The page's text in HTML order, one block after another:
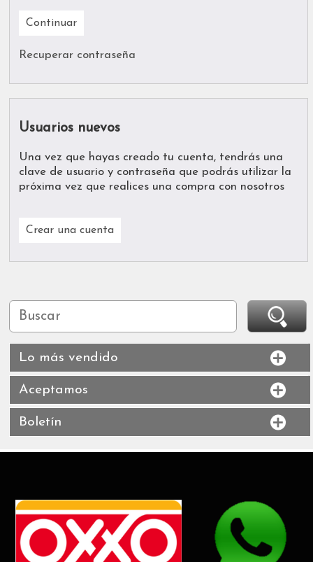
Recuperar contraseña
Usuarios nuevos
Una vez que hayas creado tu cuenta, tendrás una
clave de usuario y contraseña que podrás utilizar la
próxima vez que realices una compra con nosotros
Crear una cuenta
Lo más vendido
Aceptamos
Boletín